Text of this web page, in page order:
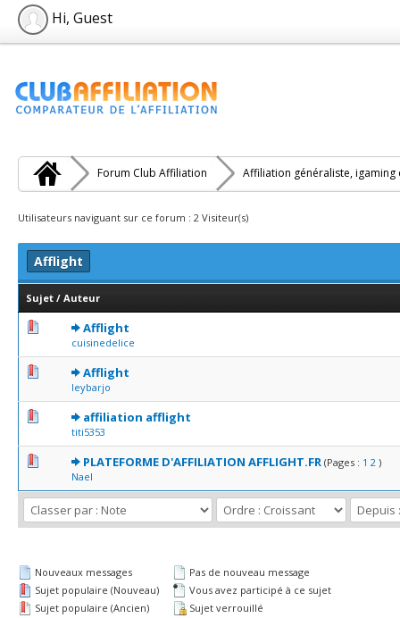
Hi, Guest
Forum Club Affiliation Affiliation généraliste, igaming
Utilisateurs naviguant sur ce forum : 2 Visiteur(s)
Afflight
Sujet / Auteur
Afflight
cuisinedelice
0 Votes - 0 sur 5 en moyenne
Afflight
leybarjo
0 Votes - 0 sur 5 en moyenne
affiliation afflight
titi5353
0 Votes - 0 sur 5 en moyenne
1234
PLATEFORME D'AFFILIATION AFFLIGHT.FR (Pages : 1 2 )
Nael
0 Votes - 0 sur 5 en moyenne
12345
Nouveaux messages
Sujet populaire (Nouveau)
Sujet populaire (Ancien)
Pas de nouveau message
Vous avez participé à ce sujet
Sujet verrouillé